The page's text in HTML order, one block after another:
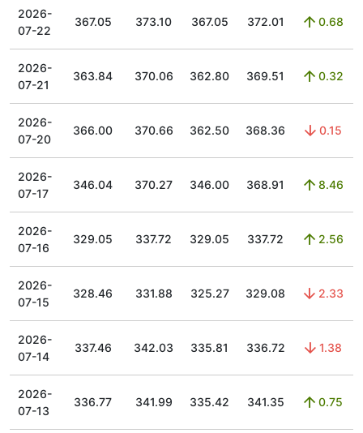
2026-
07-22
367.05 373.10 367.05 372.01 0.68
2026-
07-21
363.84 370.06 362.80 369.51 0.32
2026-
07-20
366.00 370.66 362.50 368.36 0.15
2026-
07-17
346.04 370.27 346.00 368.91 8.46
2026-
07-16
329.05 337.72 329.05 337.72 2.56
2026-
07-15
328.46 331.88 325.27 329.08 2.33
2026-
07-14
337.46 342.03 335.81 336.72 1.38
2026-
07-13
336.77 341.99 335.42 341.35 0.75